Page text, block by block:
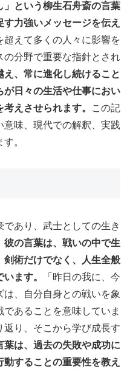
」という柳生石舟斎の言葉
力強いメッセージを伝え
超えて多くの人々に影響を
分野で重要な指針とされ
え、常に進化し続けること
日々の生活や仕事におい
えさせられます。
この記
味、現代での解釈、実践
。
あり、武士としての生き
彼の言葉は、戦いの中で生
剣術だけでなく、人生全般
ます。
「昨日の我に、今
は、自分自身との戦いを象
あることを意味していま
り、そこから学び成長す
葉は、過去の失敗や成功に
することの重要性を教え